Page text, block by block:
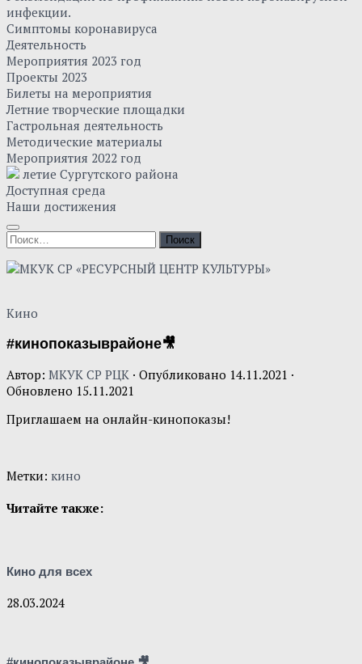
инфекции.
Симптомы коронавируса
Деятельность
Мероприятия 2023 год
Проекты 2023
Билеты на мероприятия
Летние творческие площадки
Гастрольная деятельность
Методические материалы
Мероприятия 2022 год
летие Сургутского района
Доступная среда
Наши достижения
Кино
#кинопоказыврайоне🎥
Автор: МКУК СР РЦК · Опубликовано 14.11.2021 ·
Обновлено 15.11.2021
Приглашаем на онлайн-кинопоказы!
Метки: кино
Читайте также:
Кино для всех
28.03.2024